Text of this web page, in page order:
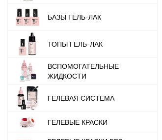
БАЗЫ ГЕЛЬ-ЛАК
ТОПЫ ГЕЛЬ-ЛАК
ВСПОМОГАТЕЛЬНЫЕ
ЖИДКОСТИ
ГЕЛЕВАЯ СИСТЕМА
ГЕЛЕВЫЕ КРАСКИ